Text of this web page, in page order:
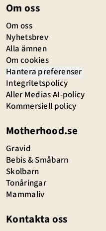
Om oss
Om oss
Nyhetsbrev
Alla ämnen
Om cookies
Hantera preferenser
Integritetspolicy
Aller Medias AI-policy
Kommersiell policy
Motherhood.se
Gravid
Bebis & Småbarn
Skolbarn
Tonåringar
Mammaliv
Kontakta oss